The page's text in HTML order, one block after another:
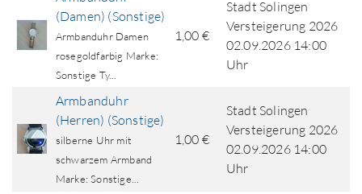
(Damen) (Sonstige)
Armbanduhr Damen
rosegoldfarbig Marke:
Sonstige Ty...
1,00 €
Stadt Solingen
Versteigerung 2026
02.09.2026 14:00
Uhr
Armbanduhr
(Herren) (Sonstige)
silberne Uhr mit
schwarzem Armband
Marke: Sonstige...
1,00 €
Stadt Solingen
Versteigerung 2026
02.09.2026 14:00
Uhr